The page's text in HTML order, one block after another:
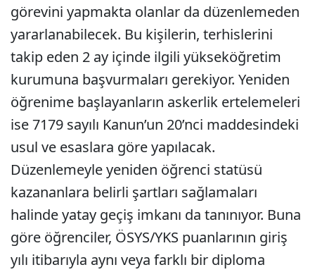
görevini yapmakta olanlar da düzenlemeden
yararlanabilecek. Bu kişilerin, terhislerini
takip eden 2 ay içinde ilgili yükseköğretim
kurumuna başvurmaları gerekiyor. Yeniden
öğrenime başlayanların askerlik ertelemeleri
ise 7179 sayılı Kanun’un 20’nci maddesindeki
usul ve esaslara göre yapılacak.
Düzenlemeyle yeniden öğrenci statüsü
kazananlara belirli şartları sağlamaları
halinde yatay geçiş imkanı da tanınıyor. Buna
göre öğrenciler, ÖSYS/YKS puanlarının giriş
yılı itibarıyla aynı veya farklı bir diploma